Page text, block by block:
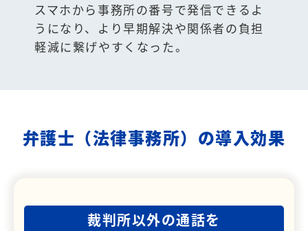
スマホから事務所の番号で発信できるよ
うになり、より早期解決や関係者の負担
軽減に繋げやすくなった。
弁護士（法律事務所）の導入効果
裁判所以外の通話を